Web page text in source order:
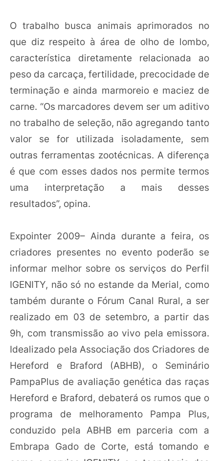
O trabalho busca animais aprimorados no
que diz respeito à área de olho de lombo,
característica diretamente relacionada ao
peso da carcaça, fertilidade, precocidade de
terminação e ainda marmoreio e maciez de
carne. “Os marcadores devem ser um aditivo
no trabalho de seleção, não agregando tanto
valor se for utilizada isoladamente, sem
outras ferramentas zootécnicas. A diferença
é que com esses dados nos permite termos
uma interpretação a mais desses
resultados”, opina.
Expointer 2009– Ainda durante a feira, os
criadores presentes no evento poderão se
informar melhor sobre os serviços do Perfil
IGENITY, não só no estande da Merial, como
também durante o Fórum Canal Rural, a ser
realizado em 03 de setembro, a partir das
9h, com transmissão ao vivo pela emissora.
Idealizado pela Associação dos Criadores de
Hereford e Braford (ABHB), o Seminário
PampaPlus de avaliação genética das raças
Hereford e Braford, debaterá os rumos que o
programa de melhoramento Pampa Plus,
conduzido pela ABHB em parceria com a
Embrapa Gado de Corte, está tomando e